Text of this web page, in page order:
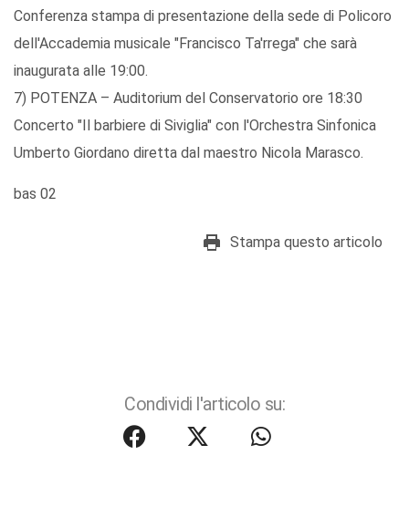
Conferenza stampa di presentazione della sede di Policoro
dell'Accademia musicale "Francisco Ta'rrega" che sarà
inaugurata alle 19:00.
7) POTENZA – Auditorium del Conservatorio ore 18:30
Concerto "Il barbiere di Siviglia" con l'Orchestra Sinfonica
Umberto Giordano diretta dal maestro Nicola Marasco.
bas 02
Stampa questo articolo
Condividi l'articolo su: